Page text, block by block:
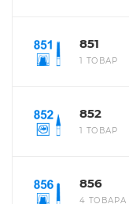
851
1 ТОВАР
852
1 ТОВАР
856
4 ТОВАРА